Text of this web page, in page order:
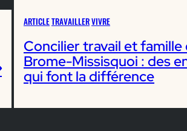
ARTICLETRAVAILLERVIVRE
Concilier travail et famille
Brome-Missisquoi : des
qui font la différence